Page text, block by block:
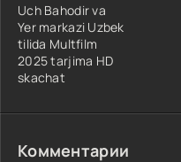
Uch Bahodir va
Yer markazi Uzbek
tilida Multfilm
2025 tarjima HD
skachat
Комментарии